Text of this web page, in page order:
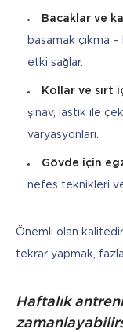
Bacaklar ve
basamak çıkma
etki sağlar.
Kollar ve sırt
şınav, lastik ile
varyasyonları.
Gövde için
nefes teknikleri ve
Önemli olan
tekrar yapmak,
Haftalık